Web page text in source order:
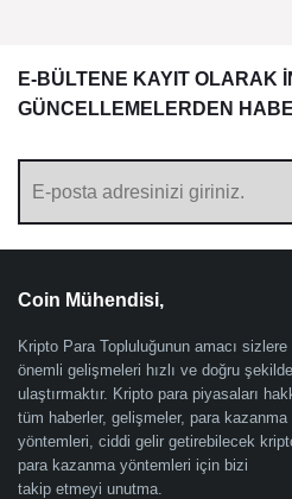
E-BÜLTENE KAYIT OLARAK
GÜNCELLEMELERDEN
Coin Mühendisi,
Kripto Para Topluluğunun amacı sizlere
önemli gelişmeleri hızlı ve doğru şekilde
ulaştırmaktır. Kripto para piyasaları
tüm haberler, gelişmeler, para kazanma
yöntemleri, ciddi gelir getirebilecek
para kazanma yöntemleri için bizi
takip etmeyi unutma.